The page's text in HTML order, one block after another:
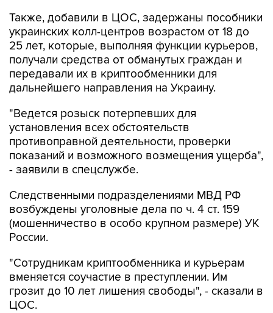
Также, добавили в ЦОС, задержаны пособники
украинских колл-центров возрастом от 18 до
25 лет, которые, выполняя функции курьеров,
получали средства от обманутых граждан и
передавали их в криптообменники для
дальнейшего направления на Украину.
"Ведется розыск потерпевших для
установления всех обстоятельств
противоправной деятельности, проверки
показаний и возможного возмещения ущерба",
- заявили в спецслужбе.
Следственными подразделениями МВД РФ
возбуждены уголовные дела по ч. 4 ст. 159
(мошенничество в особо крупном размере) УК
России.
"Сотрудникам криптообменника и курьерам
вменяется соучастие в преступлении. Им
грозит до 10 лет лишения свободы", - сказали в
ЦОС.